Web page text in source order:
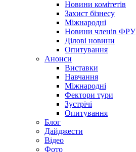
Новини комітетів
Захист бізнесу
Міжнародні
Новини членів ФРУ
Ділові новини
Опитування
Анонси
Виставки
Навчання
Міжнародні
Фектори тури
Зустрічі
Опитування
Блог
Дайджести
Відео
Фото